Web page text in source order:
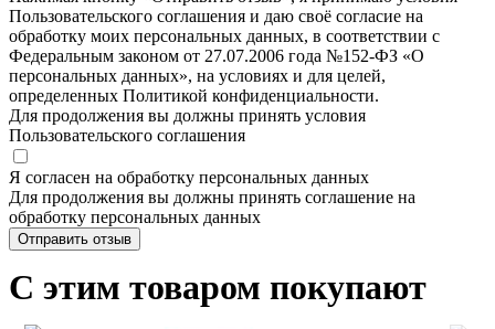
Пользовательского соглашения и даю своё согласие на
обработку моих персональных данных, в соответствии с
Федеральным законом от 27.07.2006 года №152-ФЗ «О
персональных данных», на условиях и для целей,
определенных Политикой конфиденциальности.
Для продолжения вы должны принять условия
Пользовательского соглашения
Я согласен на обработку персональных данных
Для продолжения вы должны принять соглашение на
обработку персональных данных
Отправить отзыв
С этим товаром покупают